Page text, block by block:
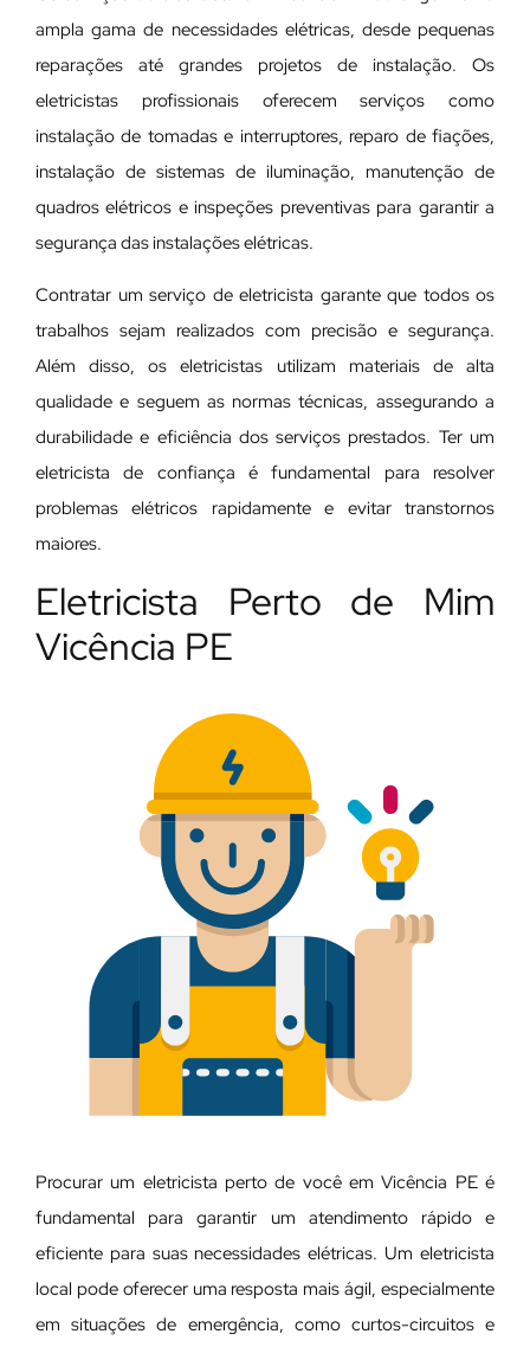
ampla gama de necessidades elétricas, desde pequenas
reparações até grandes projetos de instalação. Os
eletricistas profissionais oferecem serviços como
instalação de tomadas e interruptores, reparo de fiações,
instalação de sistemas de iluminação, manutenção de
quadros elétricos e inspeções preventivas para garantir a
segurança das instalações elétricas.
Contratar um serviço de eletricista garante que todos os
trabalhos sejam realizados com precisão e segurança.
Além disso, os eletricistas utilizam materiais de alta
qualidade e seguem as normas técnicas, assegurando a
durabilidade e eficiência dos serviços prestados. Ter um
eletricista de confiança é fundamental para resolver
problemas elétricos rapidamente e evitar transtornos
maiores.
Eletricista Perto de Mim
Vicência PE
Procurar um eletricista perto de você em Vicência PE é
fundamental para garantir um atendimento rápido e
eficiente para suas necessidades elétricas. Um eletricista
local pode oferecer uma resposta mais ágil, especialmente
em situações de emergência, como curtos-circuitos e